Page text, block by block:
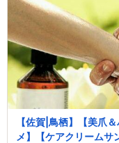
【佐賀|鳥栖】【美爪
メ】【ケアクリームサ